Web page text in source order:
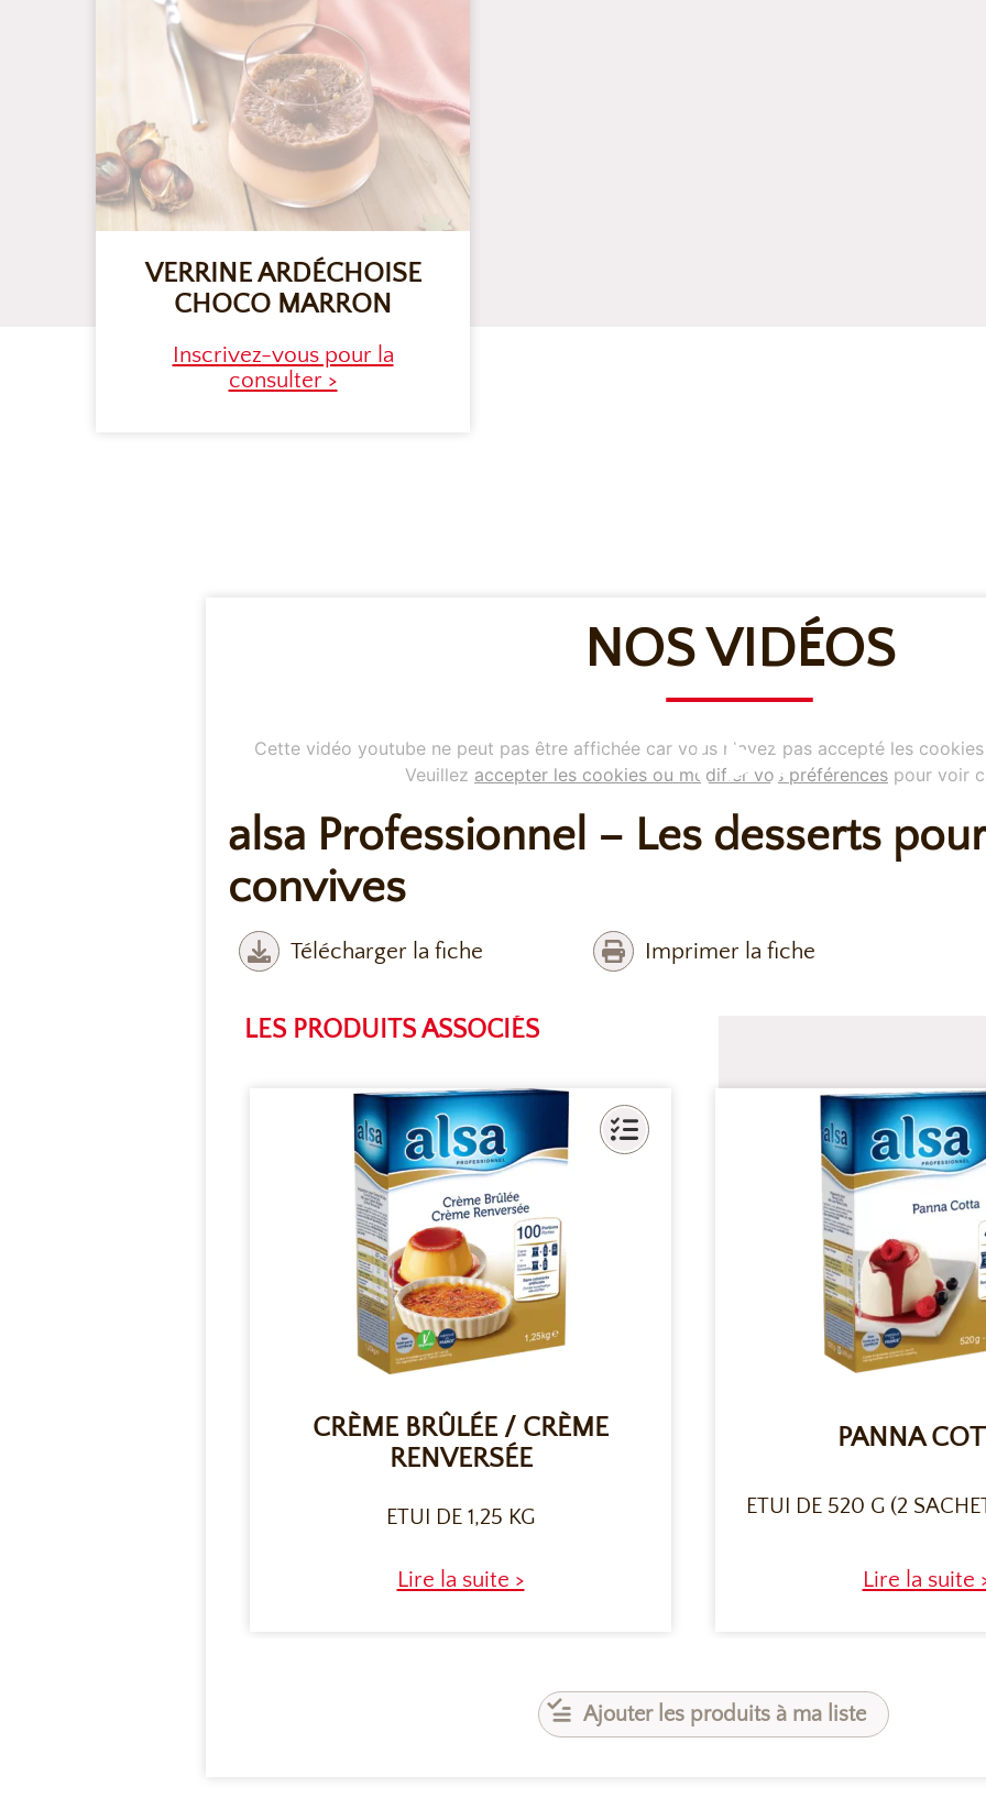
VERRINE ARDÉCHOISE
CHOCO MARRON
Inscrivez-vous pour la
consulter >
NOS VIDÉOS
Cette vidéo youtube ne peut pas être affichée car vous n'avez pas accepté les
Veuillez accepter les cookies ou modifier vos préférences pour voir
alsa Professionnel – Les desserts
convives
Télécharger la fiche Imprimer la fiche
LES PRODUITS ASSOCIÉS
CRÈME BRÛLÉE / CRÈME
RENVERSÉE
ETUI DE 1,25 KG
Lire la suite >
PANNA
ETUI DE 520 G (2
Lire la suite
Ajouter les produits à ma liste